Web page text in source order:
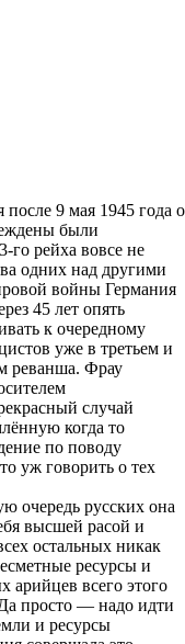
после 9 мая 1945 года о
были
го рейха вовсе не
одних над другими
войны Германия
45 лет опять
к очередному
уже в третьем и
реванша. Фрау
случай
когда то
по поводу
уж говорить о тех
очередь русских она
высшей расой и
остальных никак
ресурсы и
арийцев всего этого
просто — надо идти
и ресурсы